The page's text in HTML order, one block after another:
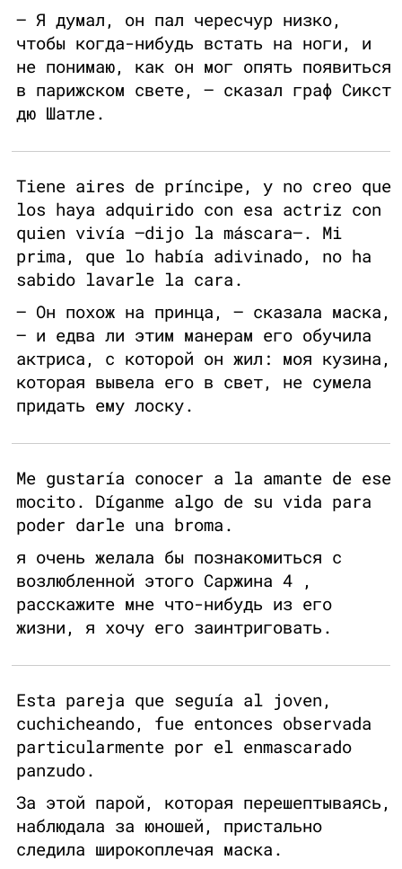
– Я думал, он пал чересчур низко,
чтобы когда-нибудь встать на ноги, и
не понимаю, как он мог опять появиться
в парижском свете, – сказал граф Сикст
дю Шатле.
Tiene aires de príncipe, y no creo que
los haya adquirido con esa actriz con
quien vivía —dijo la máscara—. Mi
prima, que lo había adivinado, no ha
sabido lavarle la cara.
– Он похож на принца, – сказала маска,
– и едва ли этим манерам его обучила
актриса, с которой он жил: моя кузина,
которая вывела его в свет, не сумела
придать ему лоску.
Me gustaría conocer a la amante de ese
mocito. Díganme algo de su vida para
poder darle una broma.
я очень желала бы познакомиться с
возлюбленной этого Саржина 4 ,
расскажите мне что-нибудь из его
жизни, я хочу его заинтриговать.
Esta pareja que seguía al joven,
cuchicheando, fue entonces observada
particularmente por el enmascarado
panzudo.
За этой парой, которая перешептываясь,
наблюдала за юношей, пристально
следила широкоплечая маска.